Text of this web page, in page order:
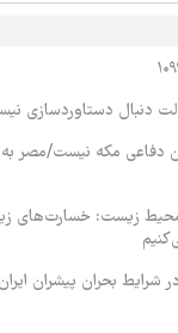
دنبال دستاوردسازی
دفاعی مکه نیست/مصر
زیست: خسارت‌های
شرایط بحران پیشران ایران